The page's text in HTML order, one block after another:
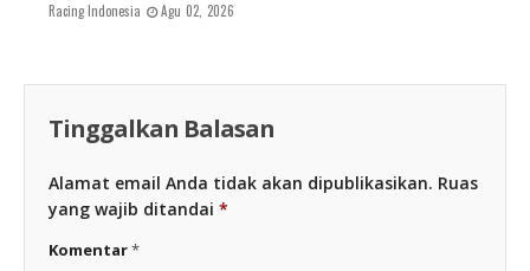
Racing Indonesia Agu 02, 2026
Tinggalkan Balasan
Alamat email Anda tidak akan dipublikasikan. Ruas
yang wajib ditandai *
Komentar*